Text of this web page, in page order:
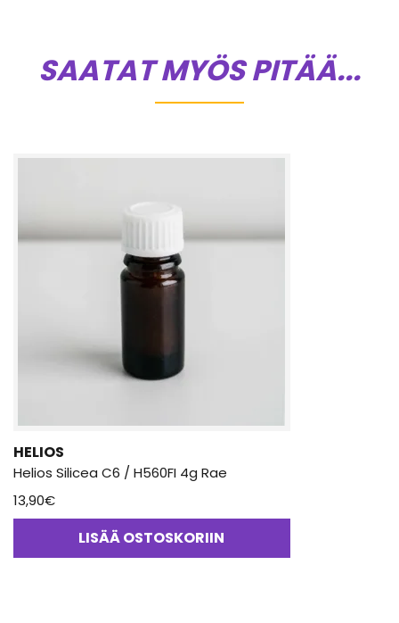
SAATAT MYÖS PITÄÄ...
HELIOS
Helios Silicea C6 / H560FI 4g Rae
13,90€
LISÄÄ OSTOSKORIIN